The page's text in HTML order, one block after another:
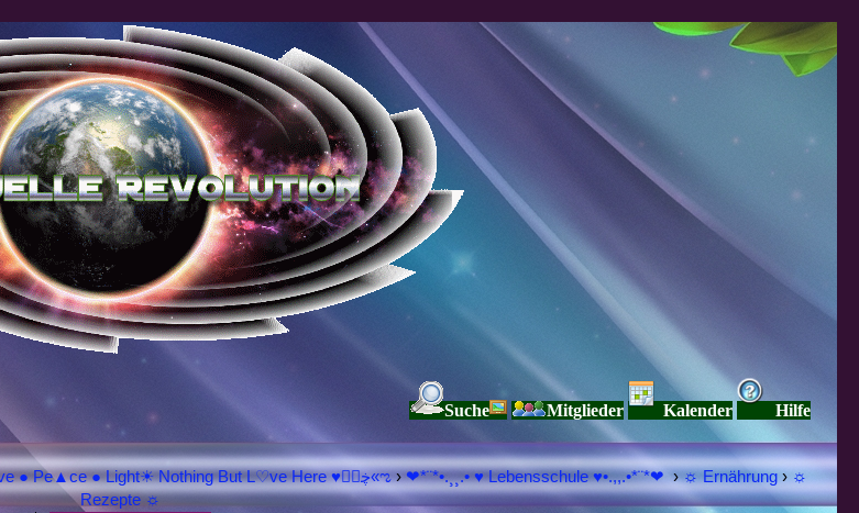
Suche Mitglieder Kalender Hilfe
♥ڿڰۣ«ಌ SPIRITUELLE Я Ξ √ Ω L U T ↑ ☼ N - Forum - WE ARE ALL ❤NE L♡ve ● Pe▲ce ● Light☀ Nothing But L♡ve Here ♥ڿڰۣ«ಌ›❤*¨*•.¸¸.• ♥ Lebensschule ♥•.,,.•*¨*❤ ›☼ Ernährung› ☼
Rezepte ☼